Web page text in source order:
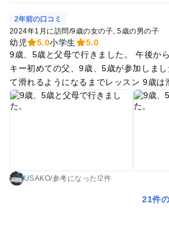
2年前の口コミ
2024年1月に訪問/9歳の女の子 5歳の男の子
幼児 5.0小学生
5.0
9歳、5歳と父母で行きました。 午後か
キー初めての父、9歳、5歳が参加しま
て滑れるようになるまでレッスン 9歳は
スン 5歳はスキーを自分で着脱、まっす
る？まで上達しました。 リフトチケッ
に行き荷物を預け、ベンリというレンタ
リさんは、スキー場〜ホテル等に連絡
USAKO/参考になった!2件
21件